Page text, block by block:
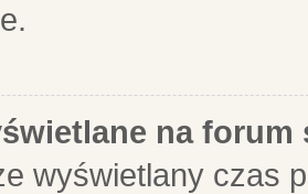
na forum
wyświetlany czas